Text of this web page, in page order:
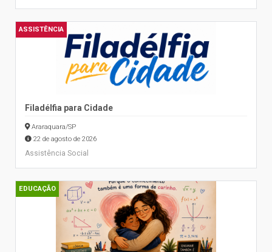
ASSISTÊNCIA
Filadélfia para Cidade
Araraquara/SP
22 de agosto de 2026
Assistência Social
EDUCAÇÃO